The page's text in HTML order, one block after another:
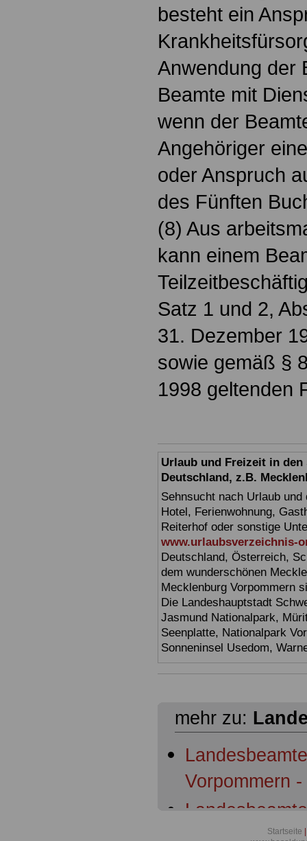
besteht ein
Anwendung der
Beamte mit
wenn der
Angehöriger
oder Anspruch
des Fünften
(8) Aus
kann einem
Satz 1 und 2,
31. Dezember
sowie gemäß §
1998 geltenden
Urlaub und Freizeit in
Deutschland, z.B.
Sehnsucht nach Urlaub
Hotel, Ferienwohnung,
Reiterhof oder sonstige
www.urlaubsverzeichnis-
Deutschland, Österreich,
dem wunderschönen
Mecklenburg Vorpommern
Die Landeshauptstadt
Jasmund Nationalpark,
Seenplatte, Nationalpark
Sonneninsel Usedom,
mehr zu:
Vorpommern
Startseite